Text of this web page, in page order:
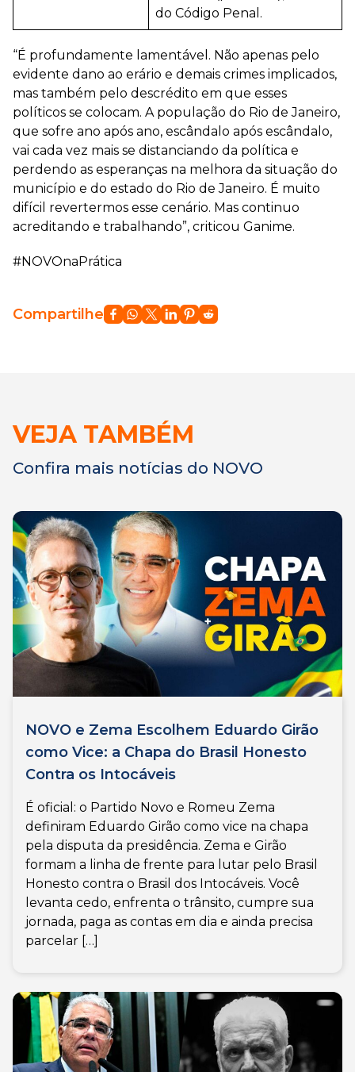
do Código Penal.
“É profundamente lamentável. Não apenas pelo
evidente dano ao erário e demais crimes implicados,
mas também pelo descrédito em que esses
políticos se colocam. A população do Rio de Janeiro,
que sofre ano após ano, escândalo após escândalo,
vai cada vez mais se distanciando da política e
perdendo as esperanças na melhora da situação do
município e do estado do Rio de Janeiro. É muito
difícil revertermos esse cenário. Mas continuo
acreditando e trabalhando”, criticou Ganime.
#NOVOnaPrática
Compartilhe
VEJA TAMBÉM
Confira mais notícias do NOVO
NOVO e Zema Escolhem Eduardo Girão
como Vice: a Chapa do Brasil Honesto
Contra os Intocáveis
É oficial: o Partido Novo e Romeu Zema
definiram Eduardo Girão como vice na chapa
pela disputa da presidência. Zema e Girão
formam a linha de frente para lutar pelo Brasil
Honesto contra o Brasil dos Intocáveis. Você
levanta cedo, enfrenta o trânsito, cumpre sua
jornada, paga as contas em dia e ainda precisa
parcelar […]